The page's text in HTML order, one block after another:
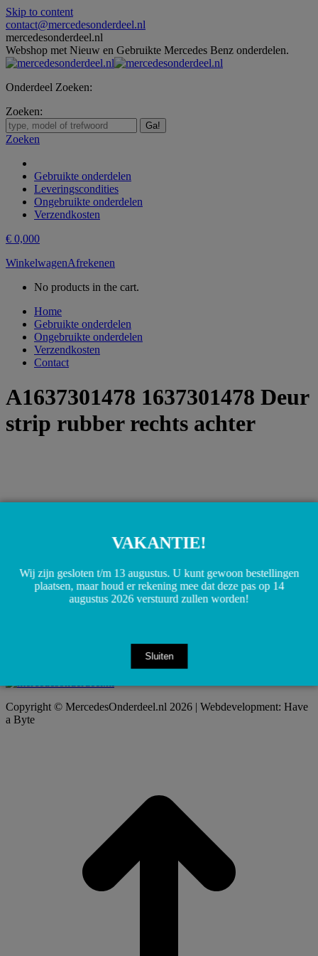
Skip to content
contact@mercedesonderdeel.nl
mercedesonderdeel.nl
Webshop met Nieuw en Gebruikte Mercedes Benz onderdelen.
Onderdeel Zoeken:
Zoeken:
Zoeken
Gebruikte onderdelen
Leveringscondities
Ongebruikte onderdelen
Verzendkosten
€ 0,000
WinkelwagenAfrekenen
No products in the cart.
Home
Gebruikte onderdelen
Ongebruikte onderdelen
Verzendkosten
Contact
A1637301478 1637301478 Deur
strip rubber rechts achter
Copyright © MercedesOnderdeel.nl 2026 | Webdevelopment: Have
a Byte
VAKANTIE!
Wij zijn gesloten t/m 13 augustus. U kunt gewoon bestellingen
plaatsen, maar houd er rekening mee dat deze pas op 14
augustus 2026 verstuurd zullen worden!
Sluiten